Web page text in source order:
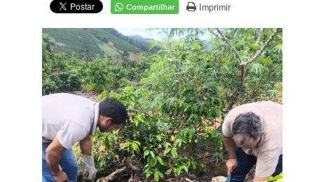
Compartilhar Imprimir